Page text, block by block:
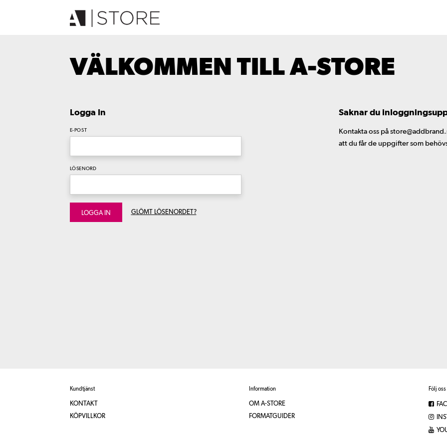
VÄLKOMMEN TILL A-STORE
Logga In
E-POST
LÖSENORD
LOGGA IN GLÖMT LÖSENORDET?
Saknar du
Kontakta oss på
att du får de uppgifter som
Kundtjänst
KONTAKT
KÖPVILLKOR
Information
OM A-STORE
FORMATGUIDER
Följ oss